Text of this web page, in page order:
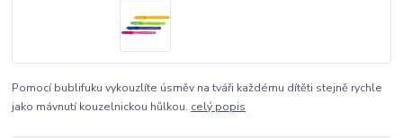
Pomocí bublifuku vykouzlíte úsměv na tváři každému dítěti stejně rychle
jako mávnutí kouzelnickou hůlkou. celý popis